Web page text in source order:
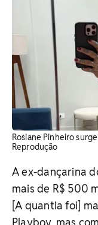
Rosiane Pinheiro
Reprodução
A ex-dançarina
mais de R$ 500
[A quantia foi]
Playboy, mas